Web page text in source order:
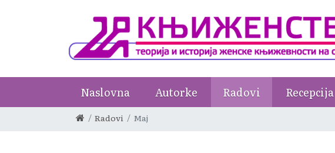
Naslovna Autorke Radovi Recepcija
Radovi Maj